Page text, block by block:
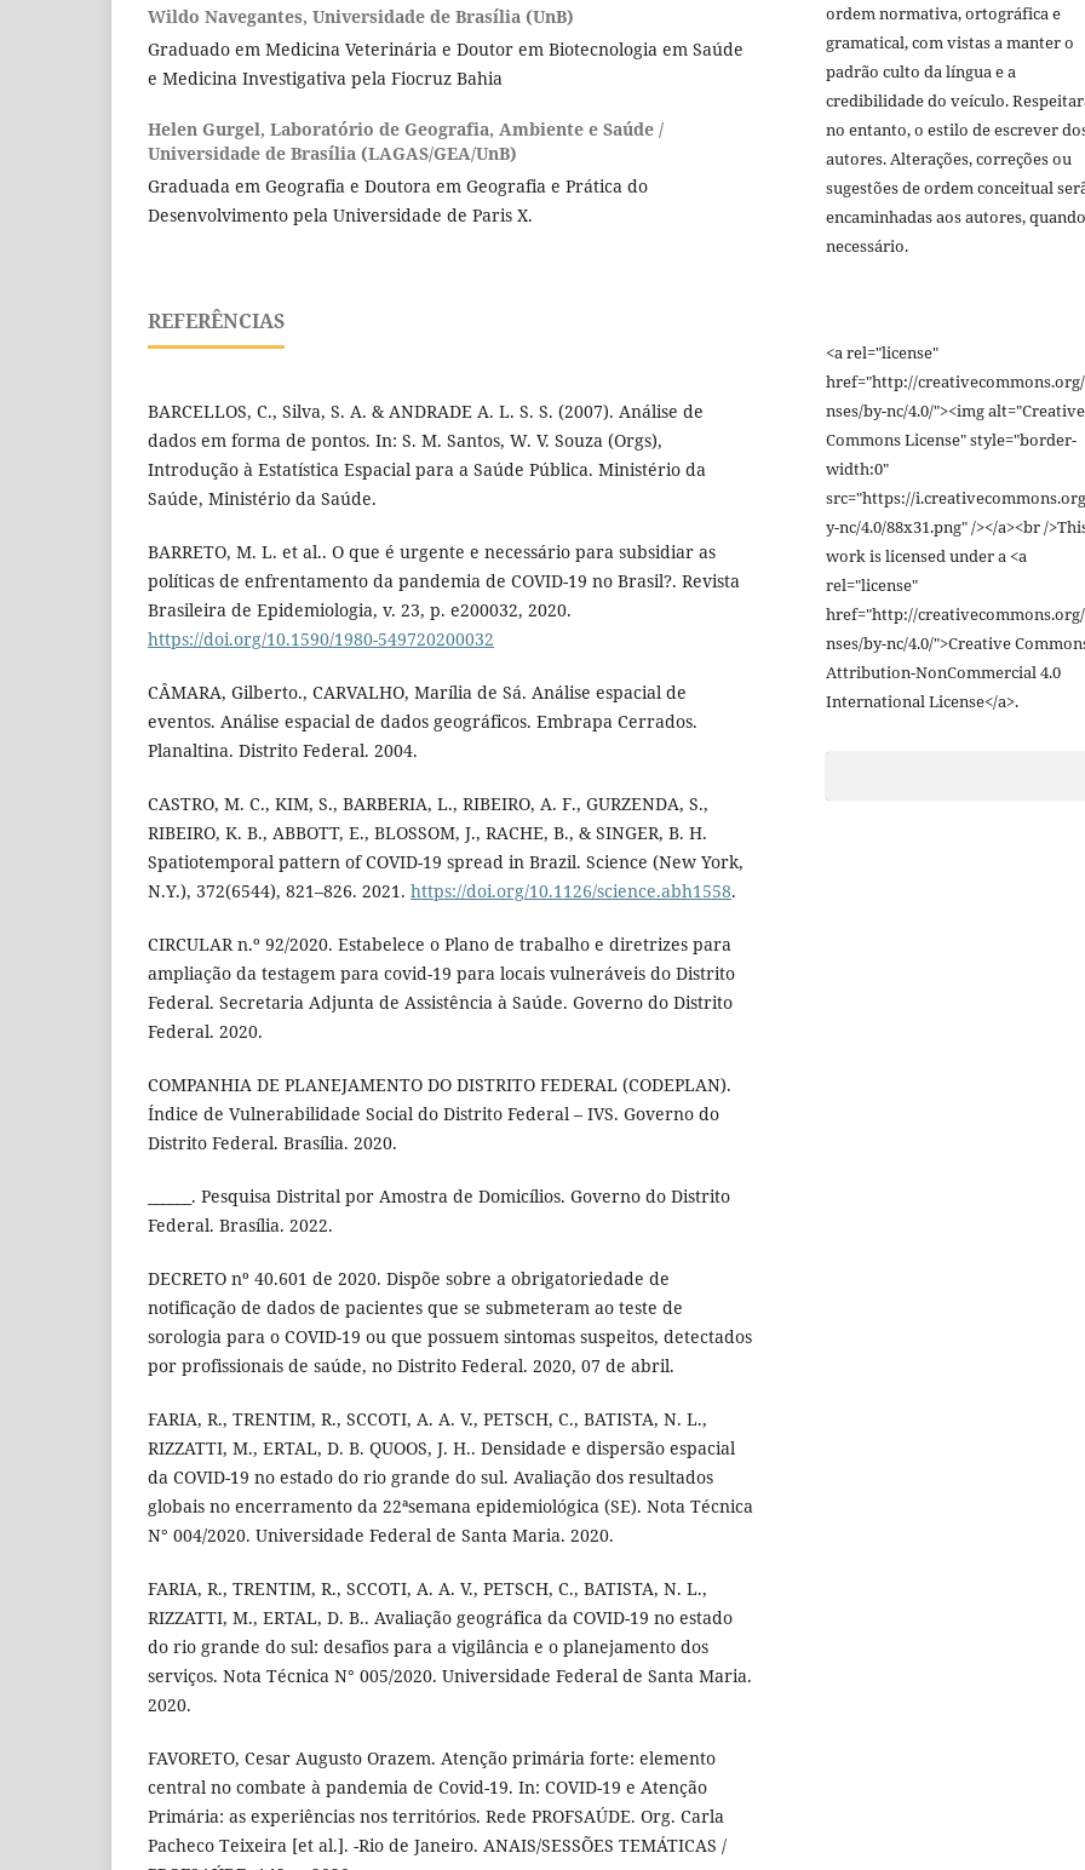
Wildo Navegantes, Universidade de Brasília (UnB)
Graduado em Medicina Veterinária e Doutor em Biotecnologia em Saúde
e Medicina Investigativa pela Fiocruz Bahia
Helen Gurgel, Laboratório de Geografia, Ambiente e Saúde /
Universidade de Brasília (LAGAS/GEA/UnB)
Graduada em Geografia e Doutora em Geografia e Prática do
Desenvolvimento pela Universidade de Paris X.
REFERÊNCIAS
BARCELLOS, C., Silva, S. A. & ANDRADE A. L. S. S. (2007). Análise de
dados em forma de pontos. In: S. M. Santos, W. V. Souza (Orgs),
Introdução à Estatística Espacial para a Saúde Pública. Ministério da
Saúde, Ministério da Saúde.
BARRETO, M. L. et al.. O que é urgente e necessário para subsidiar as
políticas de enfrentamento da pandemia de COVID-19 no Brasil?. Revista
Brasileira de Epidemiologia, v. 23, p. e200032, 2020.
https://doi.org/10.1590/1980-549720200032
CÂMARA, Gilberto., CARVALHO, Marília de Sá. Análise espacial de
eventos. Análise espacial de dados geográficos. Embrapa Cerrados.
Planaltina. Distrito Federal. 2004.
CASTRO, M. C., KIM, S., BARBERIA, L., RIBEIRO, A. F., GURZENDA, S.,
RIBEIRO, K. B., ABBOTT, E., BLOSSOM, J., RACHE, B., & SINGER, B. H.
Spatiotemporal pattern of COVID-19 spread in Brazil. Science (New York,
N.Y.), 372(6544), 821–826. 2021. https://doi.org/10.1126/science.abh1558.
CIRCULAR n.º 92/2020. Estabelece o Plano de trabalho e diretrizes para
ampliação da testagem para covid-19 para locais vulneráveis do Distrito
Federal. Secretaria Adjunta de Assistência à Saúde. Governo do Distrito
Federal. 2020.
COMPANHIA DE PLANEJAMENTO DO DISTRITO FEDERAL (CODEPLAN).
Índice de Vulnerabilidade Social do Distrito Federal – IVS. Governo do
Distrito Federal. Brasília. 2020.
______. Pesquisa Distrital por Amostra de Domicílios. Governo do Distrito
Federal. Brasília. 2022.
DECRETO nº 40.601 de 2020. Dispõe sobre a obrigatoriedade de
notificação de dados de pacientes que se submeteram ao teste de
sorologia para o COVID-19 ou que possuem sintomas suspeitos, detectados
por profissionais de saúde, no Distrito Federal. 2020, 07 de abril.
FARIA, R., TRENTIM, R., SCCOTI, A. A. V., PETSCH, C., BATISTA, N. L.,
RIZZATTI, M., ERTAL, D. B. QUOOS, J. H.. Densidade e dispersão espacial
da COVID-19 no estado do rio grande do sul. Avaliação dos resultados
globais no encerramento da 22ªsemana epidemiológica (SE). Nota Técnica
N° 004/2020. Universidade Federal de Santa Maria. 2020.
FARIA, R., TRENTIM, R., SCCOTI, A. A. V., PETSCH, C., BATISTA, N. L.,
RIZZATTI, M., ERTAL, D. B.. Avaliação geográfica da COVID-19 no estado
do rio grande do sul: desafios para a vigilância e o planejamento dos
serviços. Nota Técnica N° 005/2020. Universidade Federal de Santa Maria.
2020.
FAVORETO, Cesar Augusto Orazem. Atenção primária forte: elemento
central no combate à pandemia de Covid-19. In: COVID-19 e Atenção
Primária: as experiências nos territórios. Rede PROFSAÚDE. Org. Carla
Pacheco Teixeira [et al.]. -Rio de Janeiro. ANAIS/SESSÕES TEMÁTICAS /
ordem normativa, ortográfica e
gramatical, com vistas a manter o
padrão culto da língua e a
credibilidade do veículo.
no entanto, o estilo de escrever
autores. Alterações, correções ou
sugestões de ordem conceitual
encaminhadas aos autores, quando
necessário.
<a rel="license"
href="http://
nses/by-nc/4.0/"><img alt="Creative
Commons License" style="border-
width:0"
src="https://
y-nc/4.0/88x31.png" /></a><br /
work is licensed under a <a
rel="license"
href="http://
nses/by-nc/4.0/">Creative
Attribution-NonCommercial 4.0
International License</a>.